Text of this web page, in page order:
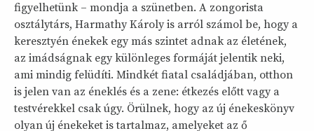
figyelhetünk – mondja a szünetben. A zongorista
osztálytárs, Harmathy Károly is arról számol be, hogy a
keresztyén énekek egy más szintet adnak az életének,
az imádságnak egy különleges formáját jelentik neki,
ami mindig felüdíti. Mindkét fiatal családjában, otthon
is jelen van az éneklés és a zene: étkezés előtt vagy a
testvérekkel csak úgy. Örülnek, hogy az új énekeskönyv
olyan új énekeket is tartalmaz, amelyeket az ő